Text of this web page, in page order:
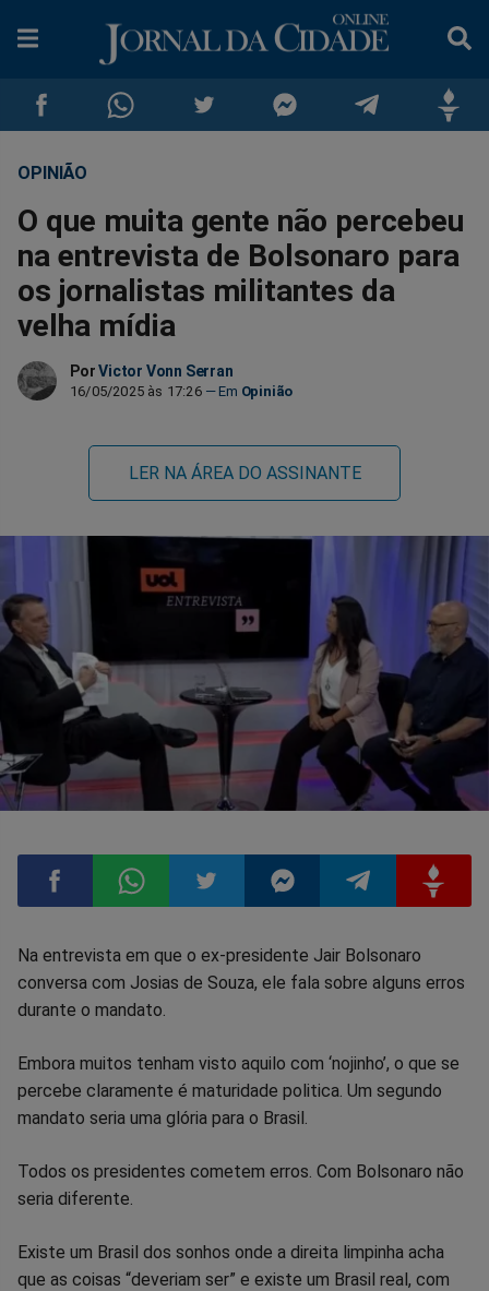
Compartilhar
no
Facebook
Compartilhar
no
Whatsapp
no
Twitter
no
Messenger
no
Telegram
no
OPINIÃO
O que muita gente não percebeu
na entrevista de Bolsonaro para
os jornalistas militantes da
velha mídia
Por Victor Vonn Serran
16/05/2025 às 17:26 Opinião
LER NA ÁREA DO ASSINANTE
Compartilhar
no
Facebook
Compartilhar
no
Whatsapp
Compartilhar
Twitter
Compartilhar
Messenger
Compartilhar
TelegramGettr
Na entrevista em que o ex-presidente Jair Bolsonaro
conversa com Josias de Souza, ele fala sobre alguns erros
durante o mandato.
Embora muitos tenham visto aquilo com ‘nojinho’, o que se
percebe claramente é maturidade politica. Um segundo
mandato seria uma glória para o Brasil.
Todos os presidentes cometem erros. Com Bolsonaro não
seria diferente.
Existe um Brasil dos sonhos onde a direita limpinha acha
que as coisas “deveriam ser” e existe um Brasil real, com